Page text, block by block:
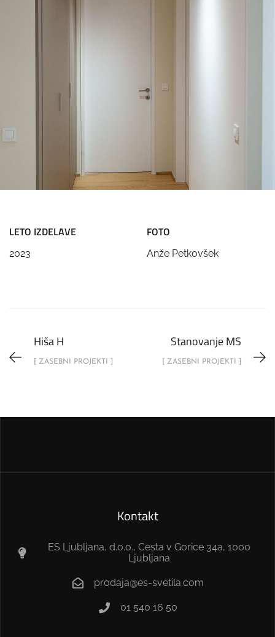
LETO IZDELAVE
2023
FOTO
Anže Petkovšek
Hiša H
[ ZASEBNI PROJEKTI ]
Stanovanje MS
[ ZASEBNI PROJEKTI ]
Kontakt
ES Ljubljana, d.o.o., Cesta v Gorice 34a, 1000
Ljubljana
prodaja@es-svetila.com
01 540 16 50